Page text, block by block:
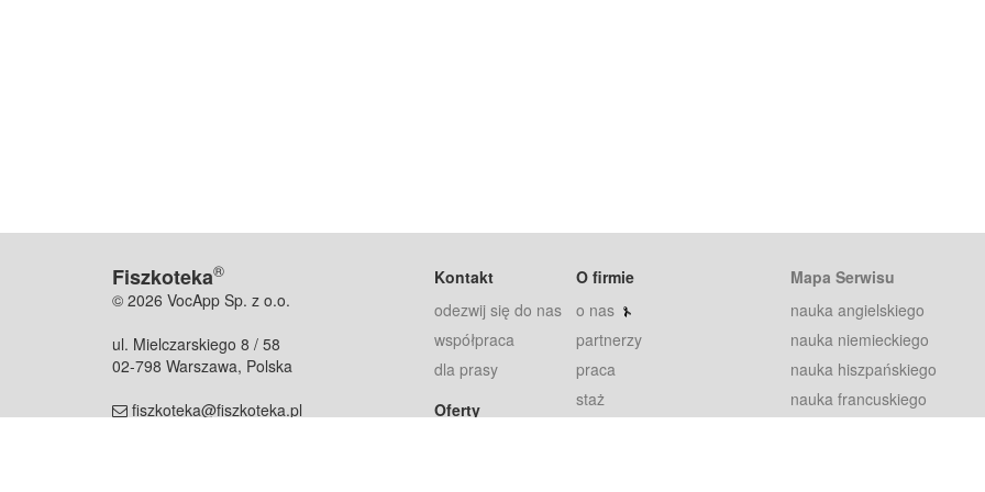
Fiszkoteka®
© 2026 VocApp Sp. z o.o.
ul. Mielczarskiego 8 / 58
02-798 Warszawa, Polska
fiszkoteka@fiszkoteka.pl
Kontakt
odezwij się do nas
współpraca
dla prasy
Oferty
O firmie
o nas
partnerzy
praca
staż
Mapa Serwisu
nauka angielskiego
nauka niemieckiego
nauka hiszpańskiego
nauka francuskiego